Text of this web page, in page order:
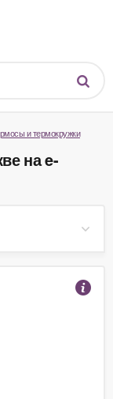
и термокружки
на e-